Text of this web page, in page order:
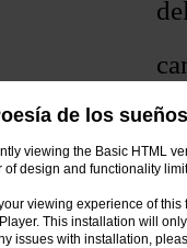
de los sueños
viewing the Basic HTML
of design and functionality
viewing experience of
This installation will
issues with installation,
y